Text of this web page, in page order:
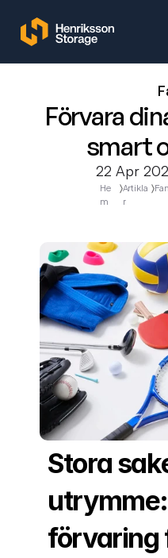
FAQ
010-149 50 00
Förvara
smart
22 Apr
He
m
〉Artikla
r
〉
Stora
förvaring